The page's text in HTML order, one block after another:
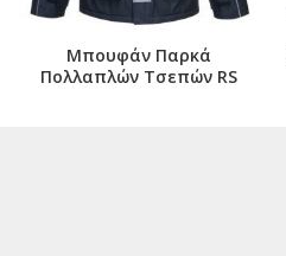
Μπουφάν Παρκά
Πολλαπλών Τσεπών RS